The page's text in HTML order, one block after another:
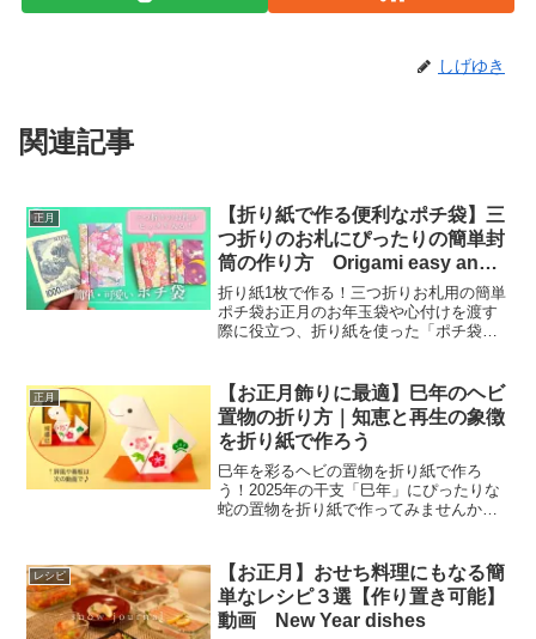
しげゆき
関連記事
正月
【折り紙で作る便利なポチ袋】三
つ折りのお札にぴったりの簡単封
筒の作り方 Origami easy and
qute Envelope【音声解説あり】
折り紙1枚で作る！三つ折りお札用の簡単
ポチ袋お正月のお年玉袋や心付けを渡す
際に役立つ、折り紙を使った「ポチ袋」
ポチ袋の折り方です。このポチ袋は、千
円札・五千円札・一万...
正月
【お正月飾りに最適】巳年のヘビ
置物の折り方｜知恵と再生の象徴
を折り紙で作ろう
巳年を彩るヘビの置物を折り紙で作ろ
う！2025年の干支「巳年」にぴったりな
蛇の置物を折り紙で作ってみませんか？
力です。折り紙の色や装飾を工夫するこ
とで、自分だけのオリジ...
レシピ
【お正月】おせち料理にもなる簡
単なレシピ３選【作り置き可能】
動画 New Year dishes